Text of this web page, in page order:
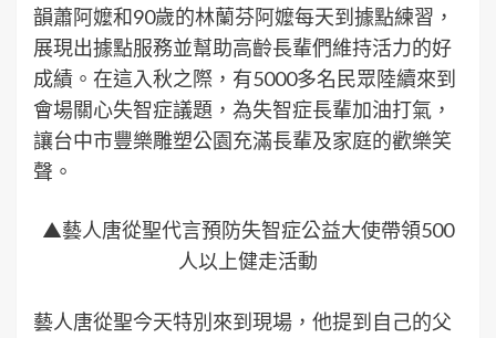
韻蕭阿嬤和90歲的林蘭芬阿嬤每天到據點練習，
展現出據點服務並幫助高齡長輩們維持活力的好
成績。在這入秋之際，有5000多名民眾陸續來到
會場關心失智症議題，為失智症長輩加油打氣，
讓台中市豐樂雕塑公園充滿長輩及家庭的歡樂笑
聲。
▲藝人唐從聖代言預防失智症公益大使帶領500
人以上健走活動
藝人唐從聖今天特別來到現場，他提到自己的父